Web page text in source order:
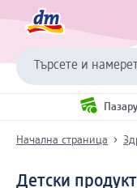
Търсете и
Начална страница
Детски